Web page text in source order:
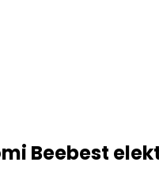
Beebest